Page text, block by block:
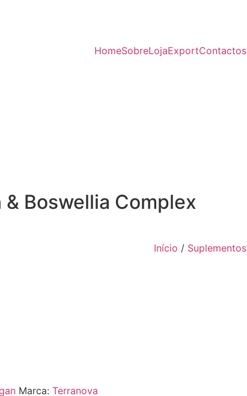
HomeSobreLojaExportContactos
Boswellia Complex
Início / Suplementos
Marca: Terranova